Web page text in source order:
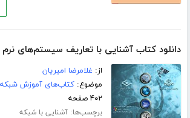
دانلود کتاب آشنایی با تعاریف سیستم‌های نرم
از: غلامرضا امیریان
موضوع:کتاب‌های آموزش شبکه
۴۰۲ صفحه
برچسب‌ها:آشنایی با شبکه